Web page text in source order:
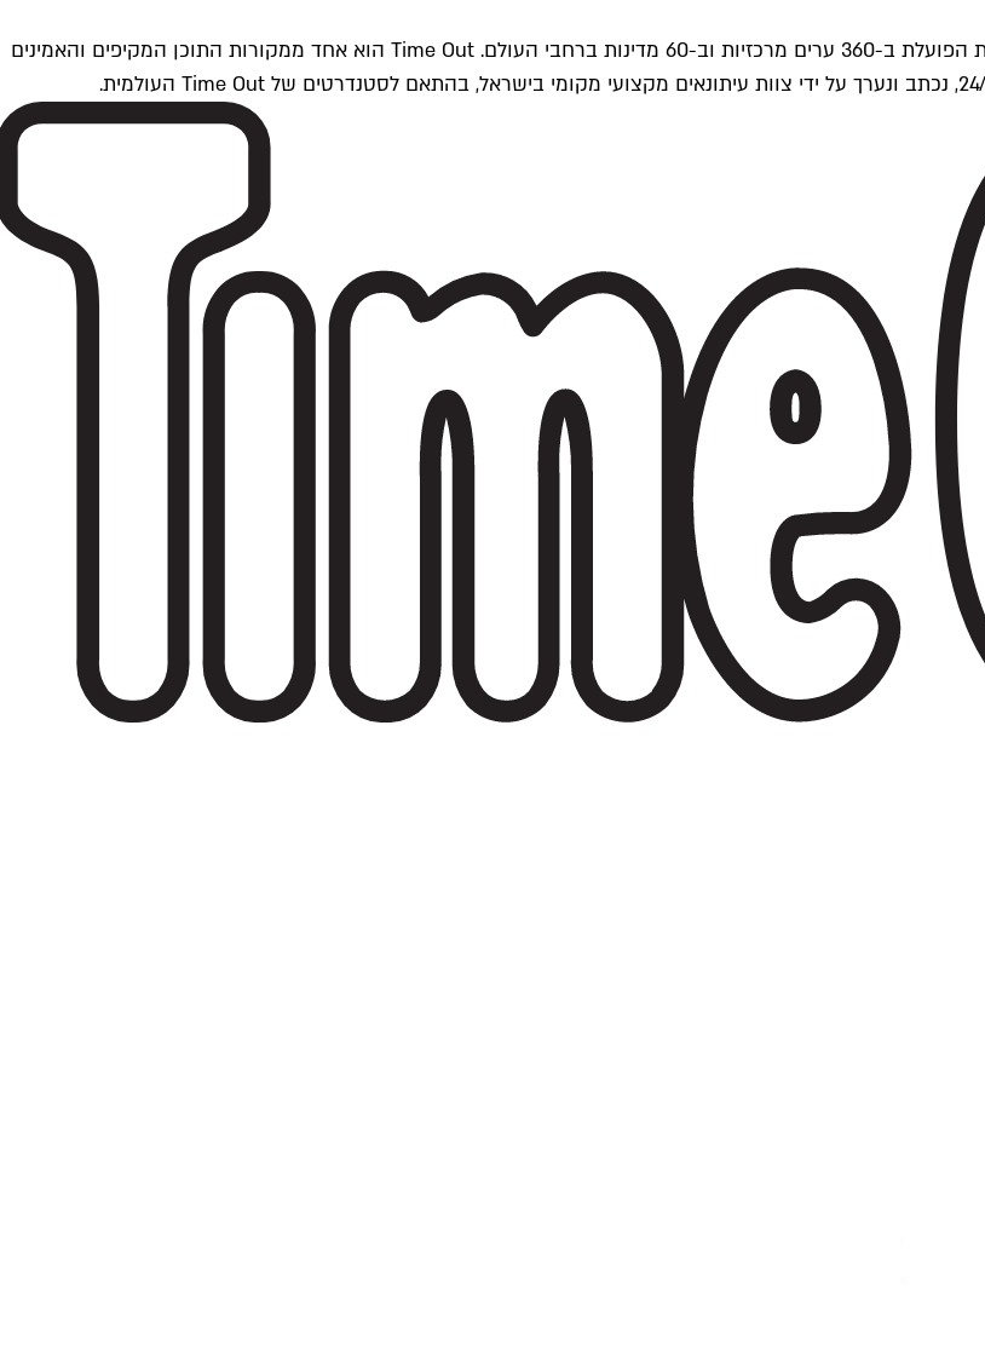
Time Outתל אביב הוא חלק מרשת Time Out Global — רשת מדיה בינלאומית הפועלת ב-360 ערים מרכזיות וב-60 מדינות ברחבי העולם. Time Out הוא אחד ממקורות התוכן המקיפים והאמינים